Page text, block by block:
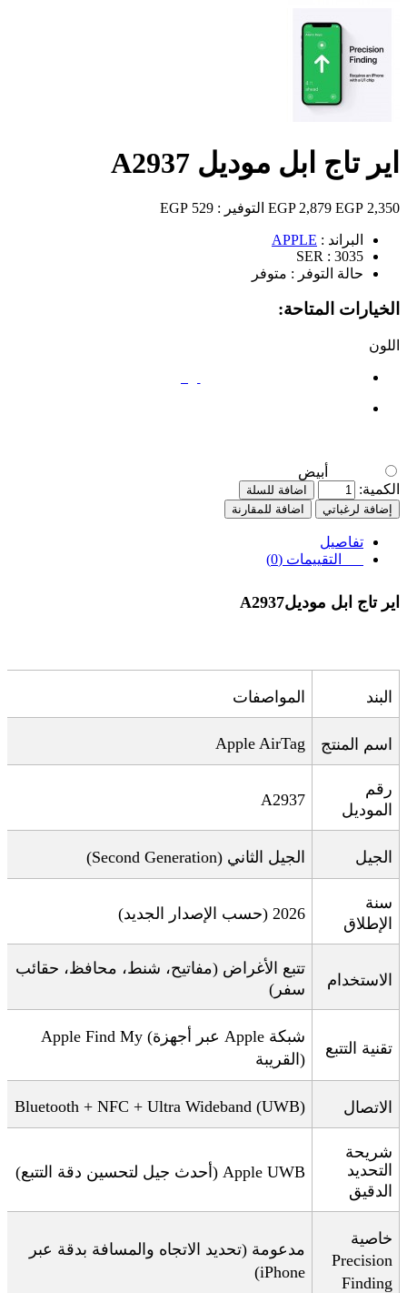
اير تاج ابل موديل A2937
2,350 EGP
2,879 EGP التوفير : 529 EGP
البراند : APPLE
SER : 3035
حالة التوفر : متوفر
الخيارات المتاحة:
اللون
أبيض
الكمية:
اضافة للسلة
إضافة لرغباتي
اضافة للمقارنة
تفاصيل
التقييمات (0)
اير تاج ابل موديلA2937
البند المواصفات
اسم المنتج Apple AirTag
رقم
الموديل
A2937
الجيل الجيل الثاني (Second Generation)
سنة
الإطلاق
2026 ( حسب الإصدار الجديد)
الاستخدام
تتبع الأغراض (مفاتيح، شنط، محافظ، حقائب
سفر)
تقنية التتبع
شبكة Apple Find My ( عبر أجهزة Apple
القريبة)
الاتصال Bluetooth + NFC + Ultra Wideband (UWB)
شريحة
التحديد
الدقيق
Apple UWB ( أحدث جيل لتحسين دقة التتبع)
خاصية
Precision
Finding
مدعومة (تحديد الاتجاه والمسافة بدقة عبر
iPhone)